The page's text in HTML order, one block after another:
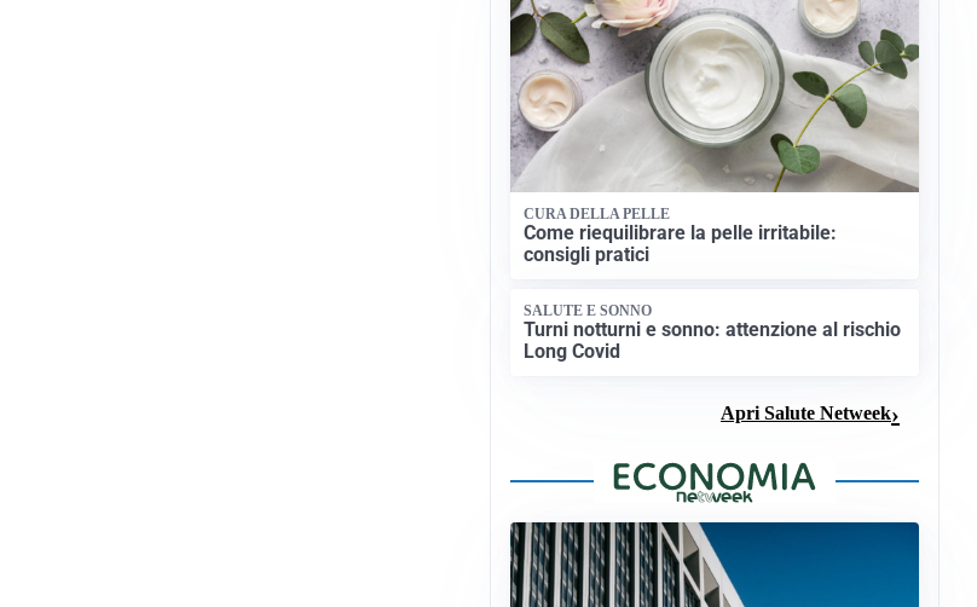
CURA DELLA PELLE
Come riequilibrare la pelle irritabile:
consigli pratici
SALUTE E SONNO
Turni notturni e sonno: attenzione al rischio
Long Covid
Apri Salute Netweek